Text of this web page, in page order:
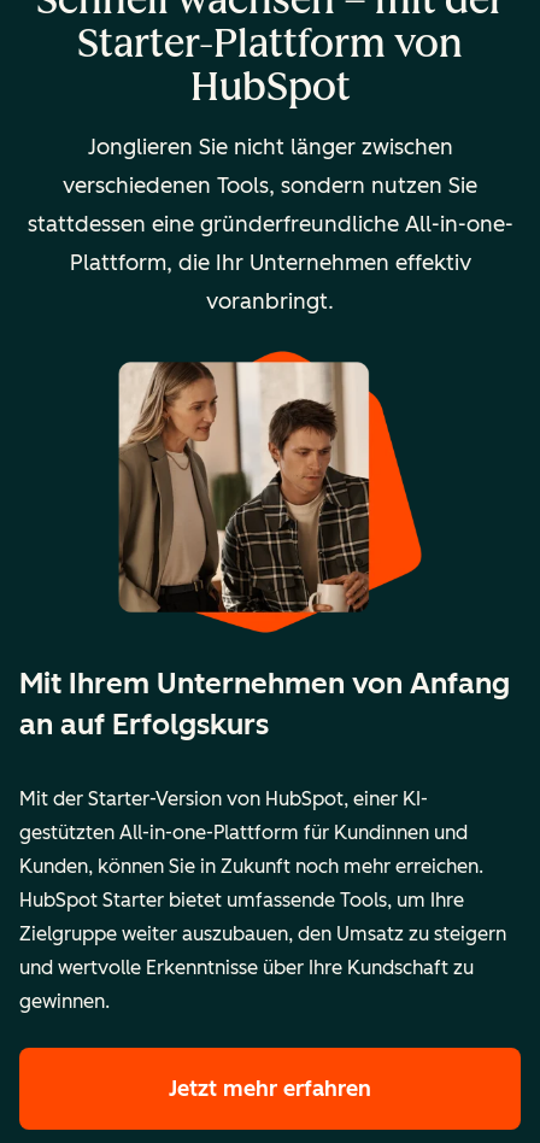
Starter-Plattform von
HubSpot
Jonglieren Sie nicht länger zwischen
verschiedenen Tools, sondern nutzen Sie
stattdessen eine gründerfreundliche All-in-one-
Plattform, die Ihr Unternehmen effektiv
voranbringt.
Mit Ihrem Unternehmen von Anfang
an auf Erfolgskurs
Mit der Starter-Version von HubSpot, einer KI-
gestützten All-in-one-Plattform für Kundinnen und
Kunden, können Sie in Zukunft noch mehr erreichen.
HubSpot Starter bietet umfassende Tools, um Ihre
Zielgruppe weiter auszubauen, den Umsatz zu steigern
und wertvolle Erkenntnisse über Ihre Kundschaft zu
gewinnen.
Jetzt mehr erfahren